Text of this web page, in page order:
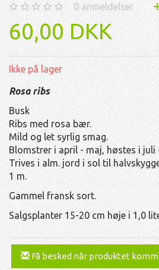
0 anmeldelser
60,00 DKK
Ikke på lager
Rosa ribs
Busk
Ribs med rosa bær.
Mild og let syrlig smag.
Blomstrer i april - maj, høstes i juli
Trives i alm. jord i sol til
1 m.
Gammel fransk sort.
Salgsplanter 15-20 cm høje i 1,0
Få besked når produktet